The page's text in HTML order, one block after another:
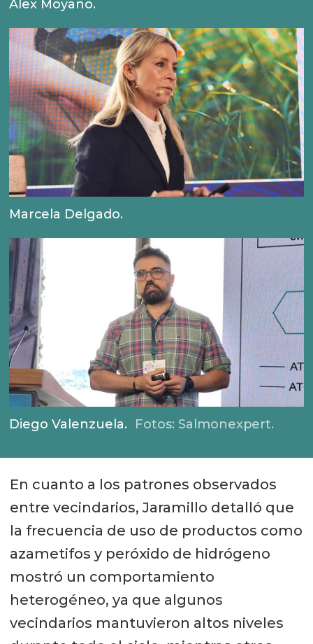
Alex Moyano.
Marcela Delgado.
Diego Valenzuela. Fotos: Salmonexpert.
En cuanto a los patrones observados
entre vecindarios, Jaramillo detalló que
la frecuencia de uso de productos como
azametifos y peróxido de hidrógeno
mostró un comportamiento
heterogéneo, ya que algunos
vecindarios mantuvieron altos niveles